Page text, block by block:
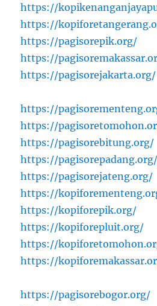
https://
https://
https://pagisorepik.org/
https://
https://pagisorejakarta.org/
https://
https://
https://pagisorebitung.org/
https://pagisorepadang.org/
https://pagisorejateng.org/
https://
https://kopiforepik.org/
https://kopiforepluit.org/
https://
https://
https://pagisorebogor.org/